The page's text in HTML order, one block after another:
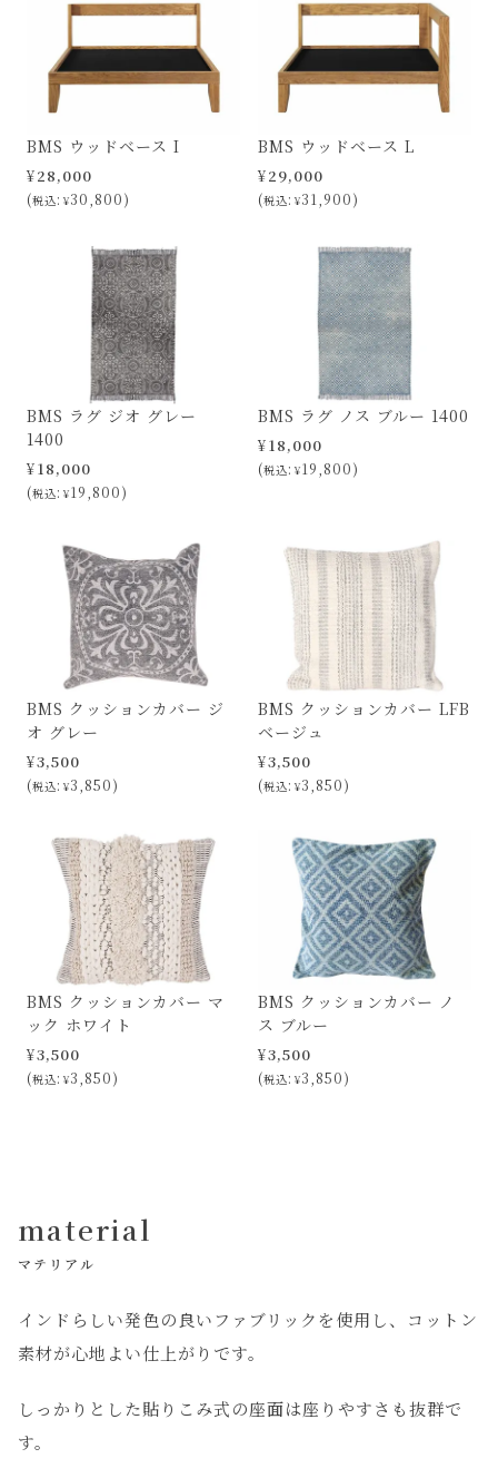
BMS ウッドベース I
¥28,000
税込 ¥30,800
BMS ウッドベース L
¥29,000
税込 ¥31,900
BMS ラグ ジオ グレー
1400
¥18,000
税込 ¥19,800
BMS ラグ ノス ブルー 1400
¥18,000
税込 ¥19,800
BMS クッションカバー ジ
オ グレー
¥3,500
税込 ¥3,850
BMS クッションカバー LFB
ベージュ
¥3,500
税込 ¥3,850
BMS クッションカバー マ
ック ホワイト
¥3,500
税込 ¥3,850
BMS クッションカバー ノ
ス ブルー
¥3,500
税込 ¥3,850
material
マテリアル
インドらしい発色の良いファブリックを使用し、コットン
素材が心地よい仕上がりです。
しっかりとした貼りこみ式の座面は座りやすさも抜群で
す。